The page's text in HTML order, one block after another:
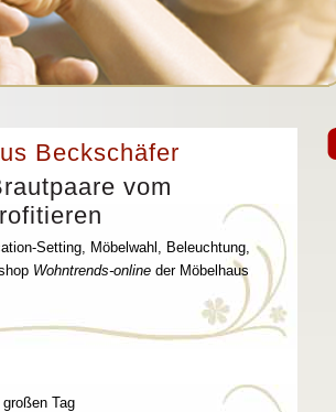
Beckschäfer
vom
Setting, Möbelwahl, Beleuchtung,
Wohntrends-online der Möbelhaus
Tag